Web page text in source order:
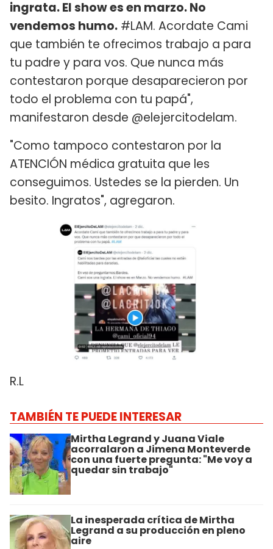
ingrata. El show es en marzo. No
vendemos humo. #LAM. Acordate Cami
que también te ofrecimos trabajo a para
tu padre y para vos. Que nunca más
contestaron porque desaparecieron por
todo el problema con tu papá",
manifestaron desde @elejercitodelam.
"Como tampoco contestaron por la
ATENCIÓN médica gratuita que les
conseguimos. Ustedes se la pierden. Un
besito. Ingratos", agregaron.
R.L
TAMBIÉN TE PUEDE INTERESAR
Mirtha Legrand y Juana Viale
acorralaron a Jimena Monteverde
con una fuerte pregunta: "Me voy a
quedar sin trabajo"
La inesperada crítica de Mirtha
Legrand a su producción en pleno
aire